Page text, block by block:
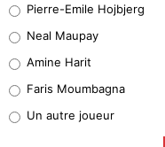
4%
1%
9%
Pierre-Emile Hojbjerg
Neal Maupay
Amine Harit
Faris Moumbagna
Un autre joueur